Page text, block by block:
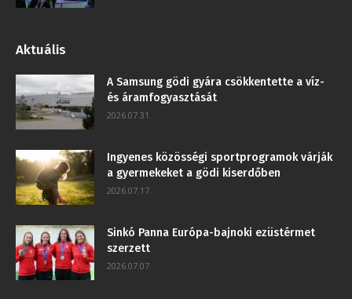
Aktuális
A Samsung gödi gyára csökkentette a víz-
és áramfogyasztását
2026.07.31.
Ingyenes közösségi sportprogramok várják
a gyermekeket a gödi kiserdőben
2026.07.17.
Sinkó Panna Európa-bajnoki ezüstérmet
szerzett
2026.07.07.